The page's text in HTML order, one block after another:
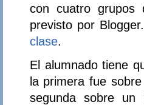
con cuatro
previsto por
clase.
El alumnado tiene
la primera fue
segunda sobre